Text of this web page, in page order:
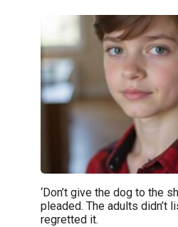
‘Don’t give the dog to the
pleaded. The adults didn’t
regretted it.